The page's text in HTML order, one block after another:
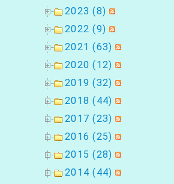
2023 (8)
2022 (9)
2021 (63)
2020 (12)
2019 (32)
2018 (44)
2017 (23)
2016 (25)
2015 (28)
2014 (44)